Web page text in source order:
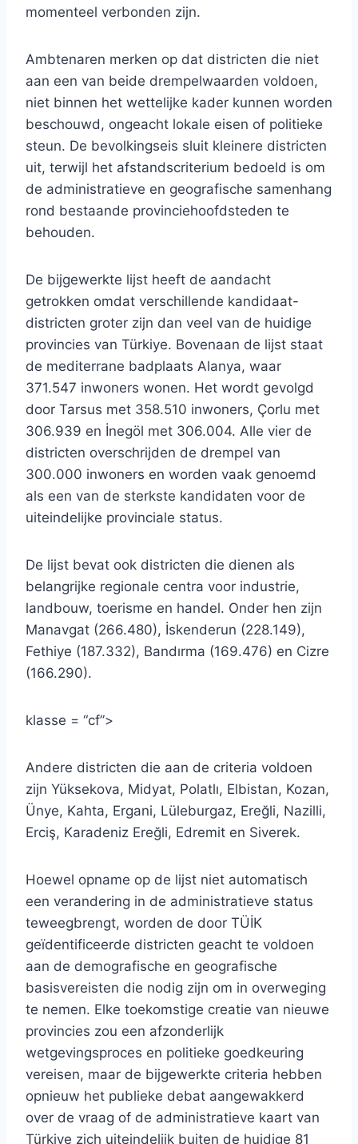
momenteel verbonden zijn.
Ambtenaren merken op dat districten die niet
aan een van beide drempelwaarden voldoen,
niet binnen het wettelijke kader kunnen worden
beschouwd, ongeacht lokale eisen of politieke
steun. De bevolkingseis sluit kleinere districten
uit, terwijl het afstandscriterium bedoeld is om
de administratieve en geografische samenhang
rond bestaande provinciehoofdsteden te
behouden.
De bijgewerkte lijst heeft de aandacht
getrokken omdat verschillende kandidaat-
districten groter zijn dan veel van de huidige
provincies van Türkiye. Bovenaan de lijst staat
de mediterrane badplaats Alanya, waar
371.547 inwoners wonen. Het wordt gevolgd
door Tarsus met 358.510 inwoners, Çorlu met
306.939 en İnegöl met 306.004. Alle vier de
districten overschrijden de drempel van
300.000 inwoners en worden vaak genoemd
als een van de sterkste kandidaten voor de
uiteindelijke provinciale status.
De lijst bevat ook districten die dienen als
belangrijke regionale centra voor industrie,
landbouw, toerisme en handel. Onder hen zijn
Manavgat (266.480), İskenderun (228.149),
Fethiye (187.332), Bandırma (169.476) en Cizre
(166.290).
klasse = “cf”>
Andere districten die aan de criteria voldoen
zijn Yüksekova, Midyat, Polatlı, Elbistan, Kozan,
Ünye, Kahta, Ergani, Lüleburgaz, Ereğli, Nazilli,
Erciş, Karadeniz Ereğli, Edremit en Siverek.
Hoewel opname op de lijst niet automatisch
een verandering in de administratieve status
teweegbrengt, worden de door TÜİK
geïdentificeerde districten geacht te voldoen
aan de demografische en geografische
basisvereisten die nodig zijn om in overweging
te nemen. Elke toekomstige creatie van nieuwe
provincies zou een afzonderlijk
wetgevingsproces en politieke goedkeuring
vereisen, maar de bijgewerkte criteria hebben
opnieuw het publieke debat aangewakkerd
over de vraag of de administratieve kaart van
Türkiye zich uiteindelijk buiten de huidige 81